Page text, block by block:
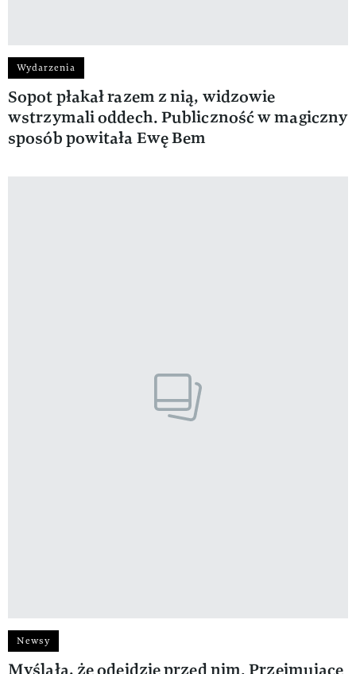
Wydarzenia
Sopot płakał razem z nią, widzowie
wstrzymali oddech. Publiczność w magiczny
sposób powitała Ewę Bem
Newsy
Myślała, że odejdzie przed nim. Przejmujące